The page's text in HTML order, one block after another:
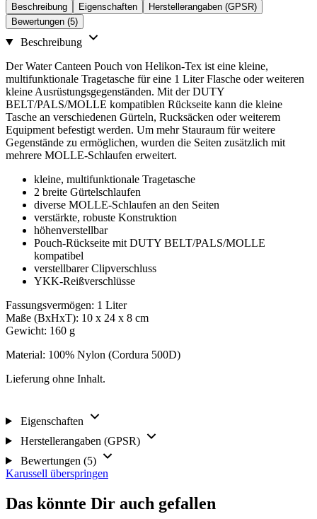
Beschreibung Eigenschaften
Herstellerangaben (GPSR)
Bewertungen (5)
Beschreibung
Der Water Canteen Pouch von Helikon-Tex ist eine kleine,
multifunktionale Tragetasche für eine 1 Liter Flasche oder weiteren
kleine Ausrüstungsgegenständen. Mit der DUTY
BELT/PALS/MOLLE kompatiblen Rückseite kann die kleine
Tasche an verschiedenen Gürteln, Rucksäcken oder weiterem
Equipment befestigt werden. Um mehr Stauraum für weitere
Gegenstände zu ermöglichen, wurden die Seiten zusätzlich mit
mehrere MOLLE-Schlaufen erweitert.
kleine, multifunktionale Tragetasche
2 breite Gürtelschlaufen
diverse MOLLE-Schlaufen an den Seiten
verstärkte, robuste Konstruktion
höhenverstellbar
Pouch-Rückseite mit DUTY BELT/PALS/MOLLE
kompatibel
verstellbarer Clipverschluss
YKK-Reißverschlüsse
Fassungsvermögen: 1 Liter
Maße (BxHxT): 10 x 24 x 8 cm
Gewicht: 160 g
Material: 100% Nylon (Cordura 500D)
Lieferung ohne Inhalt.
Eigenschaften
Herstellerangaben (GPSR)
Bewertungen (5)
Karussell überspringen
Das könnte Dir auch gefallen